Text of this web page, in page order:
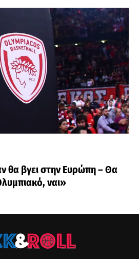
θα βγει στην Ευρώπη – Θα
ναι»